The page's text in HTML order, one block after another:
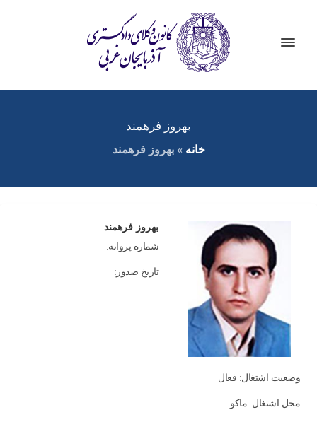
بهروز فرهمند
خانه »بهروز فرهمند
بهروز فرهمند
شماره پروانه:
تاریخ صدور:
وضعیت اشتغال: فعال
محل اشتغال: ماكو